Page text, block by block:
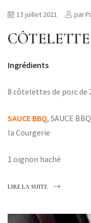
13 juillet 2021 par
Ingrédients
8 côtelettes de porc de
SAUCE BBQ, SAUCE
la Courgerie
1 oignon haché
LIRE LA SUITE